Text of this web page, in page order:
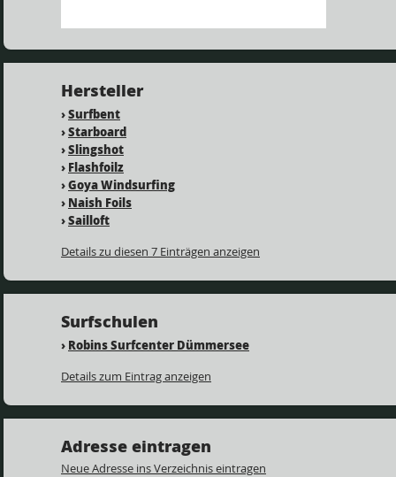
Hersteller
›Surfbent
›Starboard
›Slingshot
› Flashfoilz
›Goya Windsurfing
› Naish Foils
›Sailloft
Details zu diesen 7 Einträgen anzeigen
Surfschulen
› Robins Surfcenter Dümmersee
Details zum Eintrag anzeigen
Adresse eintragen
Neue Adresse ins Verzeichnis eintragen